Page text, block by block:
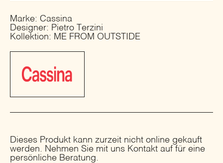
Marke: Cassina
Designer: Pietro Terzini
Kollektion: ME FROM OUTSTIDE
Dieses Produkt kann zurzeit nicht online gekauft
werden. Nehmen Sie mit uns Kontakt auf für eine
persönliche Beratung.